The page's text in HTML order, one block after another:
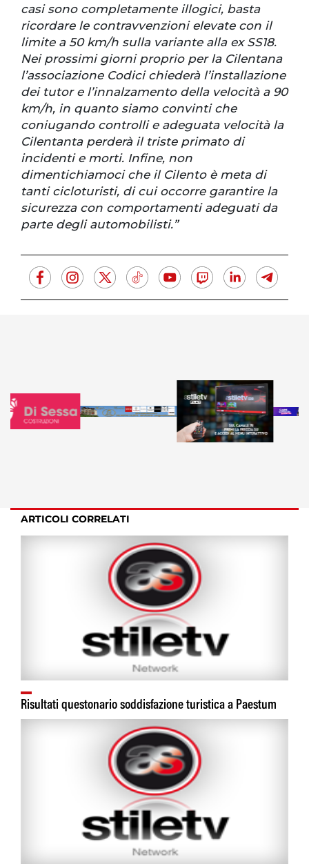
casi sono completamente illogici, basta
ricordare le contravvenzioni elevate con il
limite a 50 km/h sulla variante alla ex SS18.
Nei prossimi giorni proprio per la Cilentana
l’associazione Codici chiederà l’installazione
dei tutor e l’innalzamento della velocità a 90
km/h, in quanto siamo convinti che
coniugando controlli e adeguata velocità la
Cilentanta perderà il triste primato di
incidenti e morti. Infine, non
dimentichiamoci che il Cilento è meta di
tanti cicloturisti, di cui occorre garantire la
sicurezza con comportamenti adeguati da
parte degli automobilisti.”
ARTICOLI CORRELATI
Risultati questonario soddisfazione turistica a Paestum